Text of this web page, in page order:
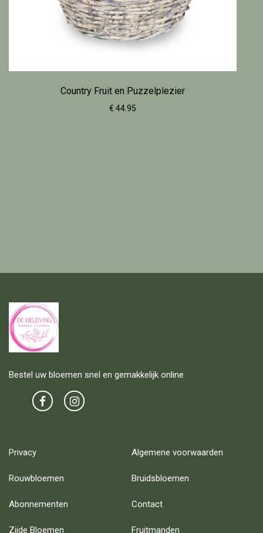
Country Fruit en Puzzelplezier
€ 44.95
Bestel uw bloemen snel en gemakkelijk online
Privacy Algemene voorwaarden
Rouwbloemen Bruidsbloemen
Abonnementen Contact
Zijde Bloemen Fruitmanden